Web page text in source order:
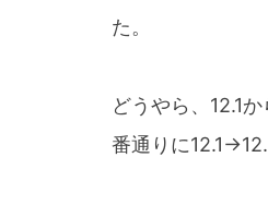
た。
どうやら、12.1
番通りに